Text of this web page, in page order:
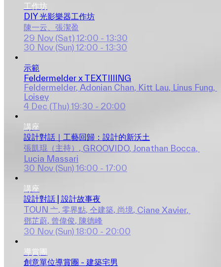
工作坊
DIY 光影樂器工作坊
陳一云、張潔盈
29 Nov (Sat) 12:00 - 13:30
30 Nov (Sun) 12:00 - 13:30
示範
Feldermelder x TEXTIIIING
Feldermelder, Adonian Chan Kitt Lau Linus Fung
Loisey
4 Dec (Thu) 19:30 - 20:00
講座
設計對話｜工藝回歸：設計的新沃土
張凱琨（主持）
GROOVIDO, Jonathan Bocca,
Lucia Massari
30 Nov (Sun) 16:00 - 17:00
講座
設計對話 | 設計故事夜
TOUN 亠 零界點 仝建築 尚境 Ciane Xavier,
鄧芷蔚 曾偉俊 陳德峰
30 Nov (Sun) 18:00 - 20:00
導賞團
創意單位導賞團 - 建築宅男